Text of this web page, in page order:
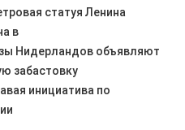
статуя Ленина
в
Нидерландов объявляют
забастовку
инициатива по